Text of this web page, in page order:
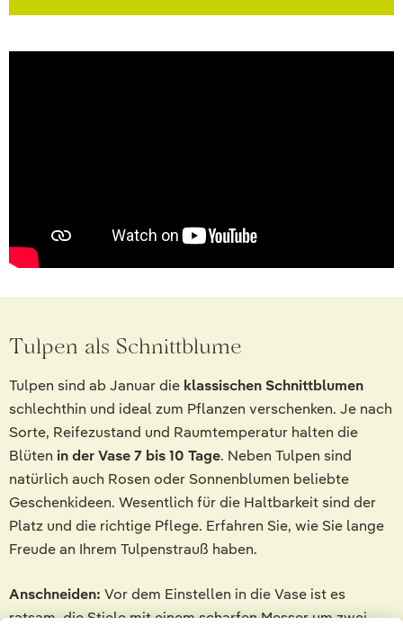
Tulpen als Schnittblume
Tulpen sind ab Januar die klassischen Schnittblumen
schlechthin und ideal zum Pflanzen verschenken. Je nach
Sorte, Reifezustand und Raumtemperatur halten die
Blüten in der Vase 7 bis 10 Tage. Neben Tulpen sind
natürlich auch Rosen oder Sonnenblumen beliebte
Geschenkideen. Wesentlich für die Haltbarkeit sind der
Platz und die richtige Pflege. Erfahren Sie, wie Sie lange
Freude an Ihrem Tulpenstrauß haben.
Anschneiden: Vor dem Einstellen in die Vase ist es
ratsam, die Stiele mit einem scharfen Messer um zwei